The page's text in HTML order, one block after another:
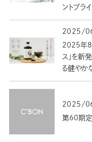
ントブラ
2025/
2025年8
ス」を新
る健やか
2025/
第60期